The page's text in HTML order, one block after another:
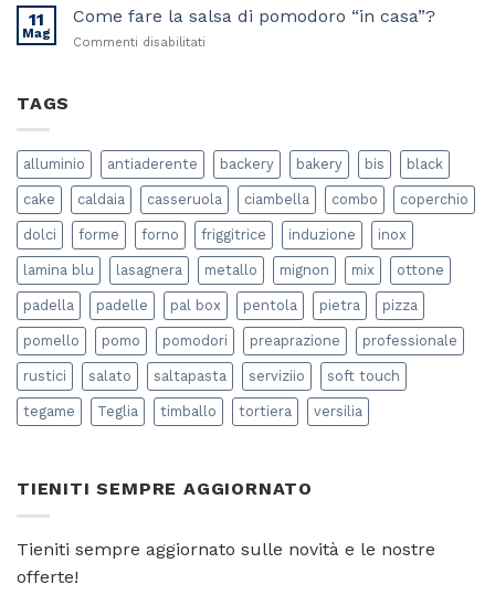
Cottura
preparare
11
Mag
Come fare la salsa di pomodoro “in casa”?
Commenti disabilitati
pomodoro
casa”?
TAGS
alluminio antiaderente backery bakery bis black
cake caldaia casseruola ciambella combo coperchio
dolci forme forno friggitrice induzione inox
lamina blu lasagnera metallo mignon mix ottone
padella padelle pal box pentola pietra pizza
pomello pomo pomodori preaprazione professionale
rustici salato saltapasta serviziio soft touch
tegame Teglia timballo tortiera versilia
TIENITI SEMPRE AGGIORNATO
Tieniti sempre aggiornato sulle novità e le nostre
offerte!